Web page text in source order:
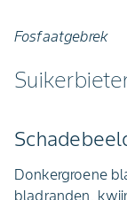
Fosfaatgebrek
Donkergroene
bladranden,